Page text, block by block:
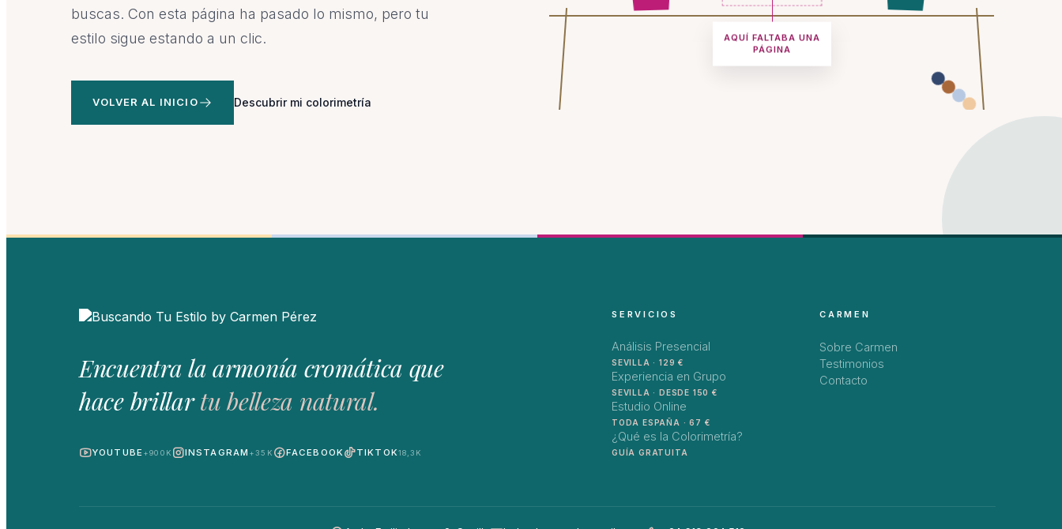
buscas. Con esta página ha pasado lo mismo, pero tu
estilo sigue estando a un clic.
VOLVER AL INICIO Descubrir mi colorimetría
AQUÍ FALTABA UNA
PÁGINA
Encuentra la armonía cromática que
hace brillartu belleza natural.
YOUTUBE +900K INSTAGRAM +35K FACEBOOK TIKTOK18,3K
SERVICIOS
Análisis Presencial
SEVILLA · 129 €
Experiencia en Grupo
SEVILLA · DESDE 150 €
Estudio Online
TODA ESPAÑA · 67 €
¿Qué es la Colorimetría?
GUÍA GRATUITA
CARMEN
Sobre Carmen
Testimonios
Contacto